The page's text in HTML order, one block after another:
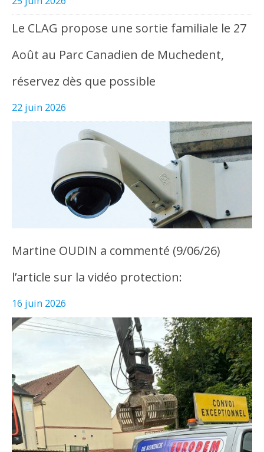
Le CLAG propose une sortie familiale le 27
Août au Parc Canadien de Muchedent,
réservez dès que possible
22 juin 2026
Martine OUDIN a commenté (9/06/26)
l’article sur la vidéo protection:
16 juin 2026